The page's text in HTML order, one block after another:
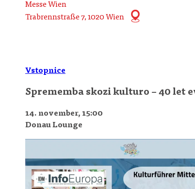
Messe Wien
Trabrennstraße 7, 1020 Wien
Vstopnice
Sprememba skozi kulturo – 40
14. november, 15:00
Donau Lounge